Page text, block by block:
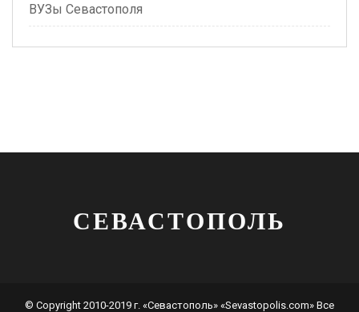
ВУЗы Севастополя
СЕВАСТОПОЛЬ
© Copyright 2010-2019 г. «Севастополь» «Sevastopolis.com» Все